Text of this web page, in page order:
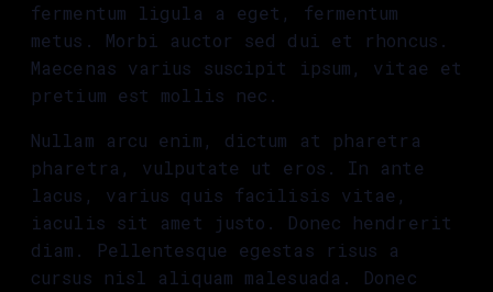
fermentum ligula a eget, fermentum
metus. Morbi auctor sed dui et rhoncus.
Maecenas varius suscipit ipsum, vitae et
pretium est mollis nec.
Nullam arcu enim, dictum at pharetra
pharetra, vulputate ut eros. In ante
lacus, varius quis facilisis vitae,
iaculis sit amet justo. Donec hendrerit
diam. Pellentesque egestas risus a
cursus nisl aliquam malesuada. Donec